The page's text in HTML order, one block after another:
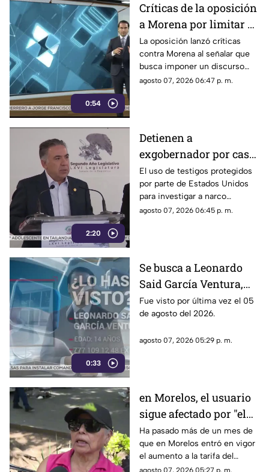
0:54
Críticas de la oposición
a Morena por limitar el
debate político
La oposición lanzó críticas
contra Morena al señalar que
busca imponer un discurso
único y limitar las voces que
agosto 07, 2026 06:47 p. m.
2:20
Detienen a
exgobernador por caso
Ayotzinapa y desaforan
a alcaldes
El uso de testigos protegidos
por parte de Estados Unidos
para investigar a narco
políticos ha sido cuestionado
entre ellos Rubén Rocha y
Enrique Inzunza.
agosto 07, 2026 06:45 p. m.
0:33
Se busca a Leonardo
Said García Ventura,
desaparecido en
Cuernavaca
Fue visto por última vez el 05
de agosto del 2026.
agosto 07, 2026 05:29 p. m.
en Morelos, el usuario
sigue afectado por "el
tarifazo"
Ha pasado más de un mes de
que en Morelos entró en vigor
el aumento a la tarifa del
transporte público. Un mes,
agosto 07, 2026 05:27 p. m.